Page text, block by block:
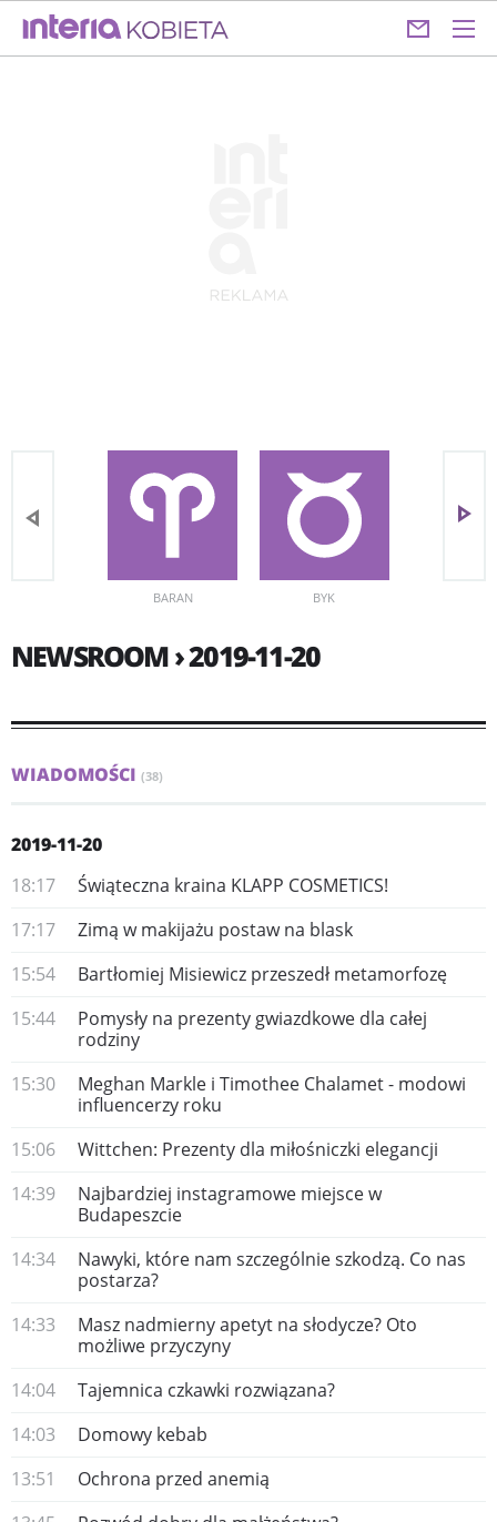
BARAN BYK
NEWSROOM › 2019-11-20
WIADOMOŚCI (38)
2019-11-20
18:17
Świąteczna kraina KLAPP COSMETICS!
17:17
​Zimą w makijażu postaw na blask
15:54
Bartłomiej Misiewicz przeszedł metamorfozę
15:44
Pomysły na prezenty gwiazdkowe dla całej
rodziny
15:30
​Meghan Markle i Timothee Chalamet - modowi
influencerzy roku
15:06
Wittchen: Prezenty dla miłośniczki elegancji
14:39
Najbardziej instagramowe miejsce w
Budapeszcie
14:34
Nawyki, które nam szczególnie szkodzą. Co nas
postarza?
14:33
Masz nadmierny apetyt na słodycze? Oto
możliwe przyczyny
14:04
​Tajemnica czkawki rozwiązana?
14:03
Domowy kebab
13:51
Ochrona przed anemią